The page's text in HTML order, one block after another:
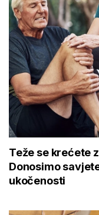
Teže se krećete
Donosimo
ukočenosti